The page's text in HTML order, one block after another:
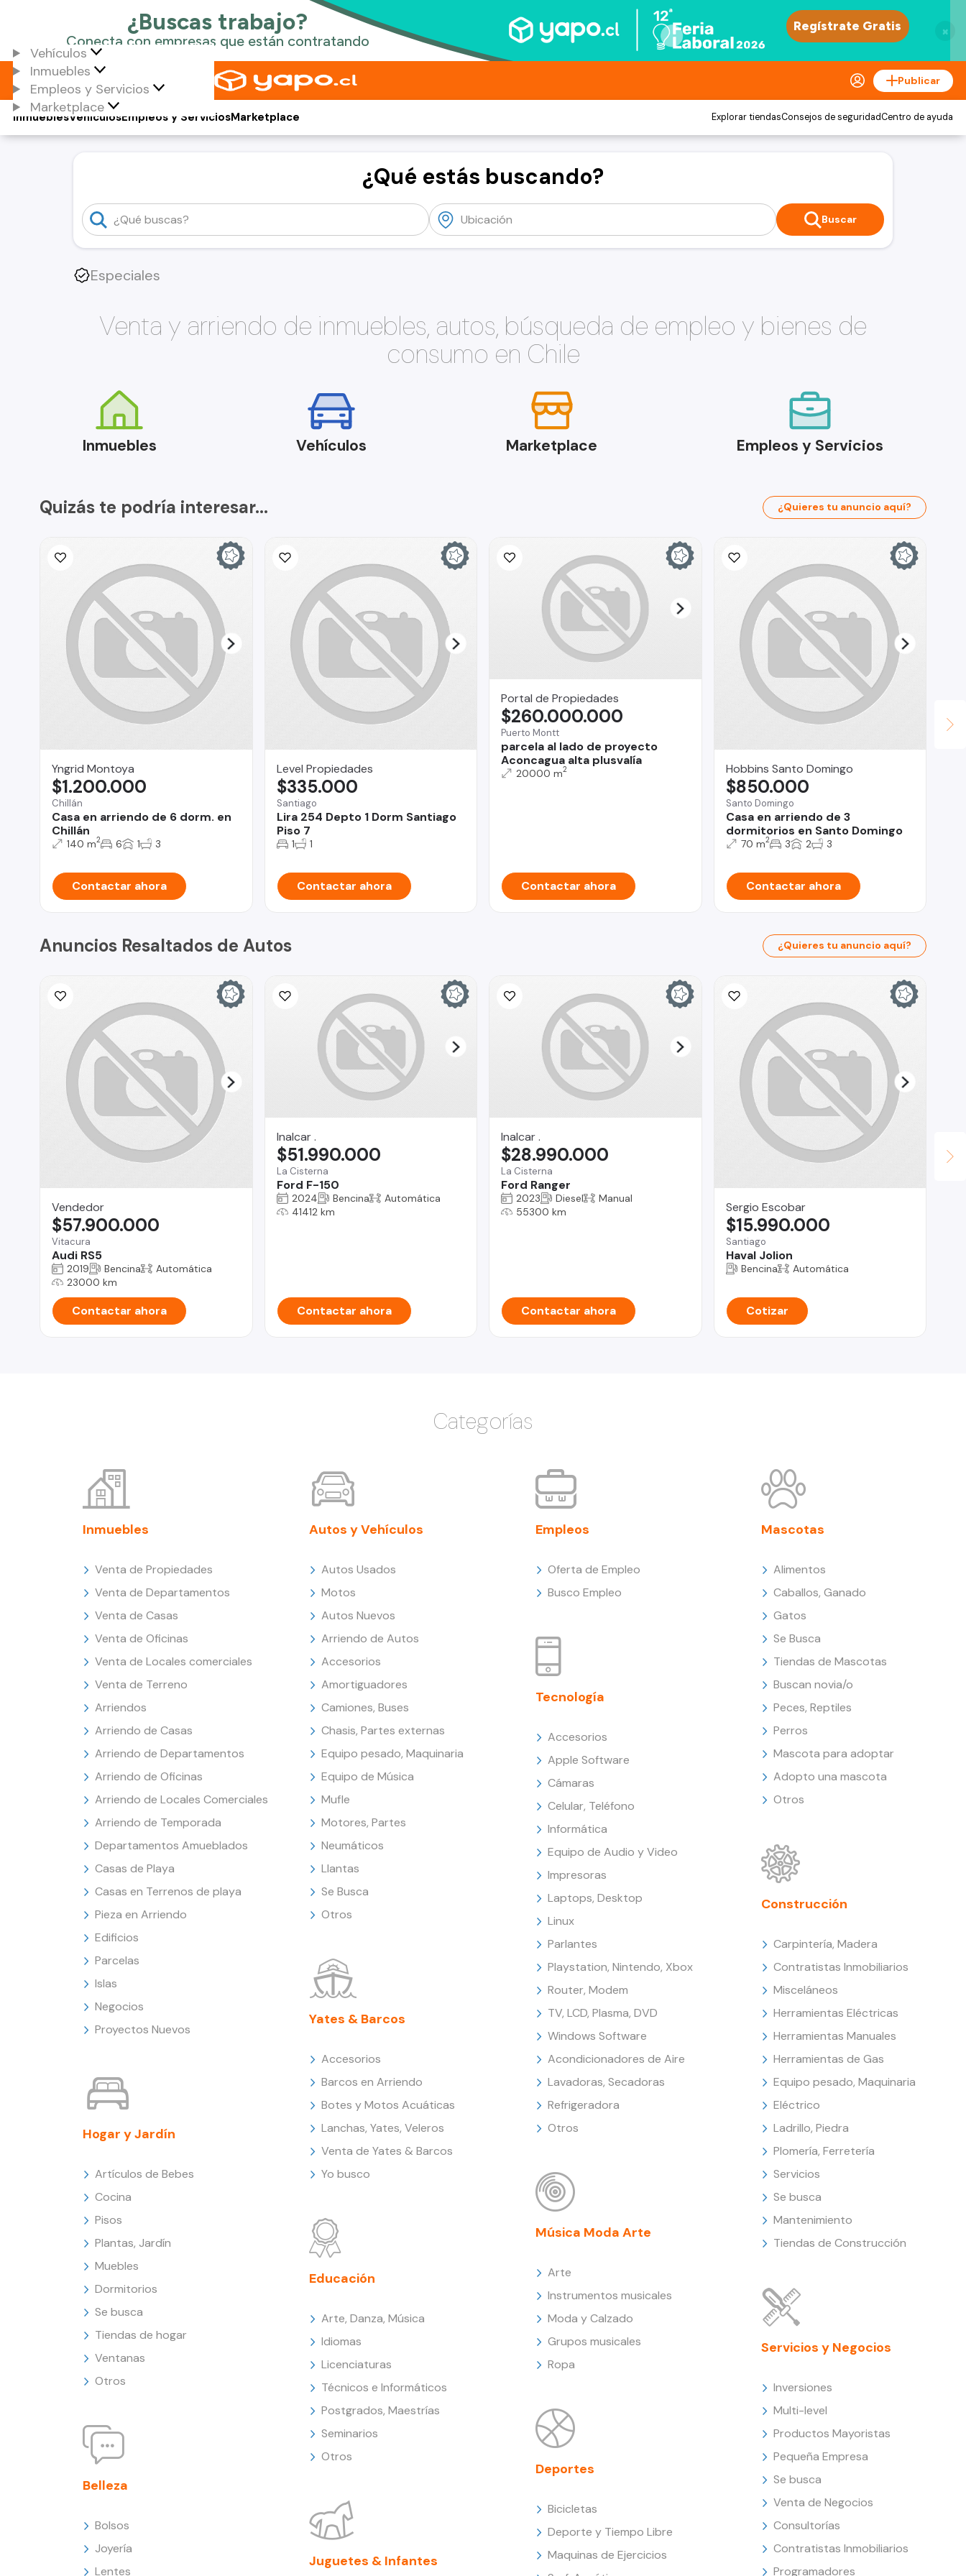
×
Vehículos
Inmuebles
Empleos y Servicios
Marketplace
Publicar
Vehículos
Inmuebles Empleos y ServiciosMarketplace Explorar tiendasConsejos de seguridadCentro de ayuda
¿Qué estás buscando?
Buscar
Especiales
Venta y arriendo de inmuebles, autos, búsqueda de empleo y bienes de
consumo en Chile
Inmuebles Vehículos Marketplace Empleos y Servicios
Quizás te podría interesar... ¿Quieres tu anuncio aquí?
Yngrid Montoya
Chillán
Casa en arriendo de 6 dorm. en
Chillán
$1.200.000
140 m2 6 1 3
Contactar ahora
Level Propiedades
Santiago
Lira 254 Depto 1 Dorm Santiago
Piso 7
$335.000
1 1
Contactar ahora
Portal de Propiedades
Puerto Montt
parcela al lado de proyecto
Aconcagua alta plusvalía
$260.000.000
20000 m2
Contactar ahora
Hobbins Santo Domingo
Santo Domingo
Casa en arriendo de 3
dormitorios en Santo Domingo
$850.000
70 m2 3 2 3
Contactar ahora
Anuncios Resaltados de Autos ¿Quieres tu anuncio aquí?
Vendedor
Vitacura
Audi RS5
$57.900.000
2019 Bencina
Automática
23000 km
Contactar ahora
Inalcar .
La Cisterna
Ford F-150
$51.990.000
2024 Bencina
Automática
41412 km
Contactar ahora
Inalcar .
La Cisterna
Ford Ranger
$28.990.000
2023 Diesel
Manual
55300 km
Contactar ahora
Sergio Escobar
Santiago
Haval Jolion
$15.990.000
Bencina Automática
Cotizar
Categorías
Inmuebles
Venta de Propiedades
Venta de Departamentos
Venta de Casas
Venta de Oficinas
Venta de Locales comerciales
Venta de Terreno
Arriendos
Arriendo de Casas
Arriendo de Departamentos
Arriendo de Oficinas
Arriendo de Locales Comerciales
Arriendo de Temporada
Departamentos Amueblados
Casas de Playa
Casas en Terrenos de playa
Pieza en Arriendo
Edificios
Parcelas
Islas
Negocios
Proyectos Nuevos
Hogar y Jardín
Artículos de Bebes
Cocina
Pisos
Plantas, Jardín
Muebles
Dormitorios
Se busca
Tiendas de hogar
Ventanas
Otros
Belleza
Bolsos
Joyería
Lentes
Autos y Vehículos
Autos Usados
Motos
Autos Nuevos
Arriendo de Autos
Accesorios
Amortiguadores
Camiones, Buses
Chasis, Partes externas
Equipo pesado, Maquinaria
Equipo de Música
Mufle
Motores, Partes
Neumáticos
Llantas
Se Busca
Otros
Yates & Barcos
Accesorios
Barcos en Arriendo
Botes y Motos Acuáticas
Lanchas, Yates, Veleros
Venta de Yates & Barcos
Yo busco
Educación
Arte, Danza, Música
Idiomas
Licenciaturas
Técnicos e Informáticos
Postgrados, Maestrías
Seminarios
Otros
Juguetes & Infantes
Empleos
Oferta de Empleo
Busco Empleo
Tecnología
Accesorios
Apple Software
Cámaras
Celular, Teléfono
Informática
Equipo de Audio y Video
Impresoras
Laptops, Desktop
Linux
Parlantes
Playstation, Nintendo, Xbox
Router, Modem
TV, LCD, Plasma, DVD
Windows Software
Acondicionadores de Aire
Lavadoras, Secadoras
Refrigeradora
Otros
Música Moda Arte
Arte
Instrumentos musicales
Moda y Calzado
Grupos musicales
Ropa
Deportes
Bicicletas
Deporte y Tiempo Libre
Maquinas de Ejercicios
Mascotas
Alimentos
Caballos, Ganado
Gatos
Se Busca
Tiendas de Mascotas
Buscan novia/o
Peces, Reptiles
Perros
Mascota para adoptar
Adopto una mascota
Otros
Construcción
Carpintería, Madera
Contratistas Inmobiliarios
Misceláneos
Herramientas Eléctricas
Herramientas Manuales
Herramientas de Gas
Equipo pesado, Maquinaria
Eléctrico
Ladrillo, Piedra
Plomería, Ferretería
Servicios
Se busca
Mantenimiento
Tiendas de Construcción
Servicios y Negocios
Inversiones
Multi-level
Productos Mayoristas
Pequeña Empresa
Se busca
Venta de Negocios
Consultorías
Contratistas Inmobiliarios
Programadores